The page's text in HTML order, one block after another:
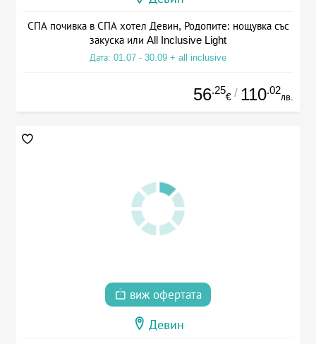
СПА почивка в СПА хотел Девин, Родопите: нощувка със
закуска или All Inclusive Light
Дата: 01.07 - 30.09 + all inclusive
56.25
€ / 110.02
лв.
виж офертата
Девин